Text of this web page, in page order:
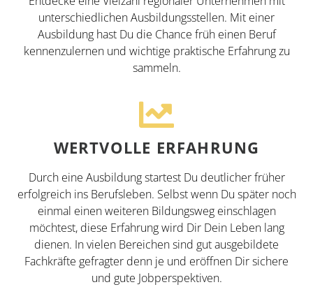
unterschiedlichen Ausbildungsstellen. Mit einer
Ausbildung hast Du die Chance früh einen Beruf
kennenzulernen und wichtige praktische Erfahrung zu
sammeln.
WERTVOLLE ERFAHRUNG
Durch eine Ausbildung startest Du deutlicher früher
erfolgreich ins Berufsleben. Selbst wenn Du später noch
einmal einen weiteren Bildungsweg einschlagen
möchtest, diese Erfahrung wird Dir Dein Leben lang
dienen. In vielen Bereichen sind gut ausgebildete
Fachkräfte gefragter denn je und eröffnen Dir sichere
und gute Jobperspektiven.